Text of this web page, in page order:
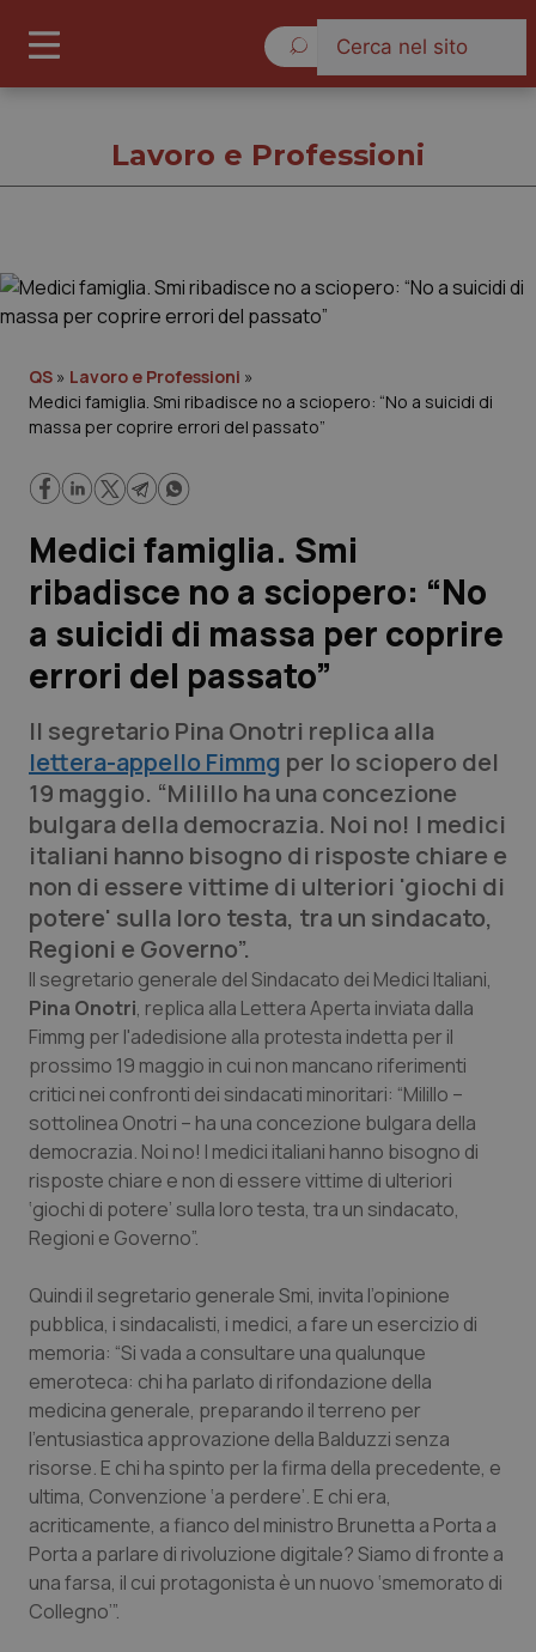
Governo e Parlamento
Regioni e Asl
Lavoro e Professioni
Scienza e Farmaci
Studi e Analisi
Lettere al direttore
Edizioni Regionali
QS Pro
Professionisti Sanitari.AI
Abruzzo
Basilicata
Calabria
Campania
Emilia-Romagna
Lazio
Liguria
Lombardia
Marche
Molise
QS Pro Gold
Artrite & artrosi
Asma & BPCO
Car-T
Colesterolo & coronaropatie
Diabete & glucometri
Disturbi dell’umore
Dolore
Donna & Salute
Epatiti
QS Club Newsletter
Lavoro e Professioni
QS » Lavoro e Professioni »
Medici famiglia. Smi ribadisce no a sciopero: “No a suicidi di
massa per coprire errori del passato”
Medici famiglia. Smi
ribadisce no a sciopero: “No
a suicidi di massa per coprire
errori del passato”
Il segretario Pina Onotri replica alla
lettera-appello Fimmg per lo sciopero del
19 maggio. “Milillo ha una concezione
bulgara della democrazia. Noi no! I medici
italiani hanno bisogno di risposte chiare e
non di essere vittime di ulteriori 'giochi di
potere' sulla loro testa, tra un sindacato,
Regioni e Governo”.
Il segretario generale del Sindacato dei Medici Italiani,
Pina Onotri, replica alla Lettera Aperta inviata dalla
Fimmg per l'adedisione alla protesta indetta per il
prossimo 19 maggio in cui non mancano riferimenti
critici nei confronti dei sindacati minoritari: “Milillo –
sottolinea Onotri – ha una concezione bulgara della
democrazia. Noi no! I medici italiani hanno bisogno di
risposte chiare e non di essere vittime di ulteriori
‘giochi di potere’ sulla loro testa, tra un sindacato,
Regioni e Governo”.
Quindi il segretario generale Smi, invita l’opinione
pubblica, i sindacalisti, i medici, a fare un esercizio di
memoria: “Si vada a consultare una qualunque
emeroteca: chi ha parlato di rifondazione della
medicina generale, preparando il terreno per
l'entusiastica approvazione della Balduzzi senza
risorse. E chi ha spinto per la firma della precedente, e
ultima, Convenzione ‘a perdere’. E chi era,
acriticamente, a fianco del ministro Brunetta a Porta a
Porta a parlare di rivoluzione digitale? Siamo di fronte a
una farsa, il cui protagonista è un nuovo ‘smemorato di
Collegno’”.